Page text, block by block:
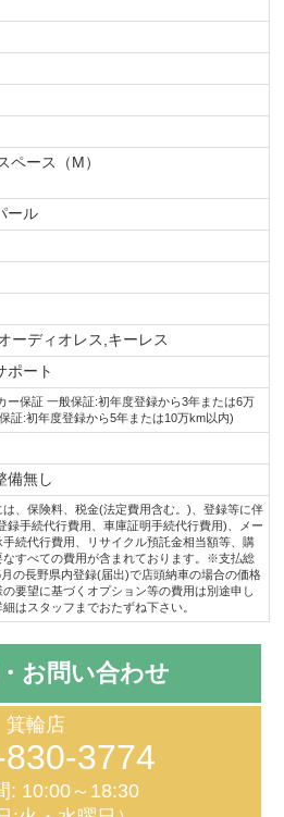
ペース（M）
ール
ーディオレス,キーレス
ポート
ー保証 一般保証:初年度登録から3年または6万
証:初年度登録から5年または10万km以内)
備無し
、保険料、税金(法定費用含む。)、登録等に伴
録手続代行費用、車庫証明手続代行費用)、メー
手続代行費用、リサイクル預託金相当額等、購
なすべての費用が含まれております。※支払総
の長野県内登録(届出)で店頭納車の場合の価格
要望に基づくオプション等の費用は別途申し
はスタッフまでおたずね下さい。
お問い合わせ
箕輪店
3774
: 10:00～18:30